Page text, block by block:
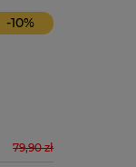
-10%
79,90 zł